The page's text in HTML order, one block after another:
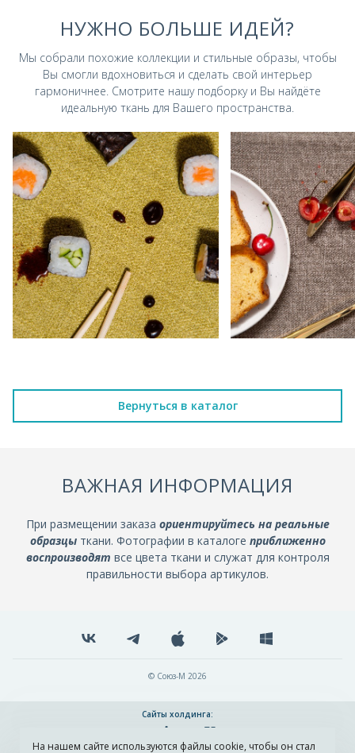
НУЖНО БОЛЬШЕ ИДЕЙ?
Мы собрали похожие коллекции и стильные образы, чтобы
Вы смогли вдохновиться и сделать свой интерьер
гармоничнее. Смотрите нашу подборку и Вы найдёте
идеальную ткань для Вашего пространства.
Вернуться в каталог
ВАЖНАЯ ИНФОРМАЦИЯ
При размещении заказа ориентируйтесь на реальные
образцыткани. Фотографии в каталоге приближенно
воспроизводят все цвета ткани и служат для контроля
правильности выбора артикулов.
© Союз-М 2026
Сайты холдинга:
На нашем сайте используются файлы cookie, чтобы он стал